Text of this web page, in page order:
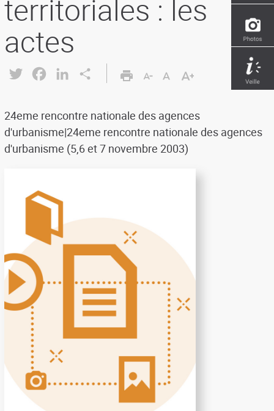
territoriales : les
actes
Twitter FacebookLinkedIn
24eme rencontre nationale des agences
d'urbanisme|24eme rencontre nationale des agences
d'urbanisme (5,6 et 7 novembre 2003)